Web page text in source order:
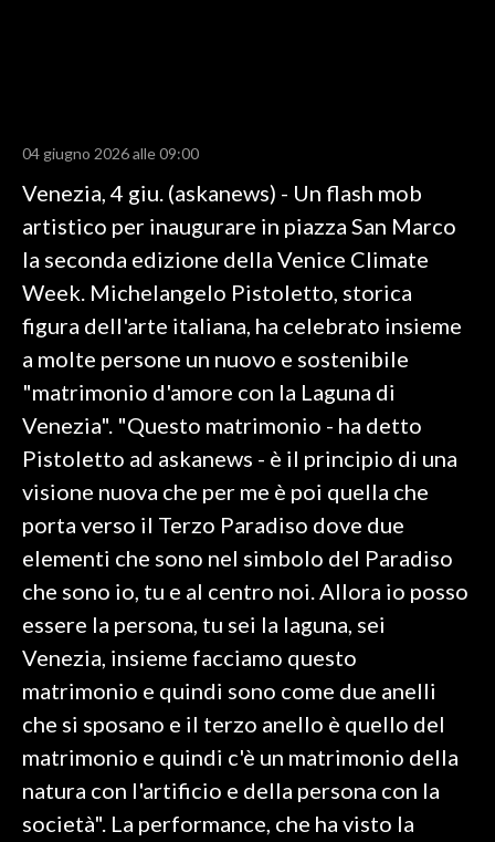
RISULTATI E CLASSIFICHE
CALCIO
CALCIO REGIONALE
BASKET
VOLLEY
MOTORI
TENNIS
ALTRI SPORT
SPETTACOLI
GOSSIP
SALUTE
SARDEGNA TURISMO
#CARAUNIONE
04 giugno 2026 alle 09:00
Venezia, 4 giu. (askanews) - Un flash mob
artistico per inaugurare in piazza San Marco
la seconda edizione della Venice Climate
Week. Michelangelo Pistoletto, storica
figura dell'arte italiana, ha celebrato insieme
a molte persone un nuovo e sostenibile
"matrimonio d'amore con la Laguna di
Venezia". "Questo matrimonio - ha detto
Pistoletto ad askanews - è il principio di una
visione nuova che per me è poi quella che
porta verso il Terzo Paradiso dove due
elementi che sono nel simbolo del Paradiso
che sono io, tu e al centro noi. Allora io posso
essere la persona, tu sei la laguna, sei
Venezia, insieme facciamo questo
matrimonio e quindi sono come due anelli
che si sposano e il terzo anello è quello del
matrimonio e quindi c'è un matrimonio della
natura con l'artificio e della persona con la
società". La performance, che ha visto la